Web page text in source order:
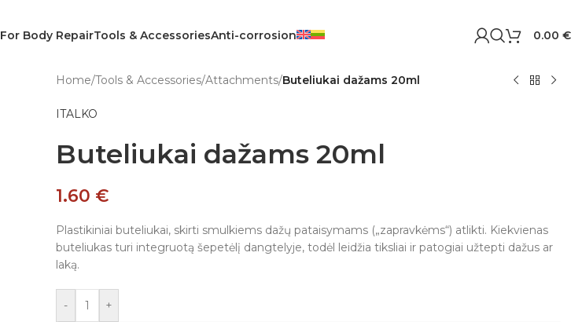
For Body RepairTools & AccessoriesAnti-corrosion 0.00 €
Home/Tools & Accessories/Attachments/Buteliukai dažams 20ml
ITALKO
Buteliukai dažams 20ml
1.60 €
Plastikiniai buteliukai, skirti smulkiems dažų pataisymams („zapravkėms“) atlikti. Kiekvienas
buteliukas turi integruotą šepetėlį dangtelyje, todėl leidžia tiksliai ir patogiai užtepti dažus ar
laką.
- +